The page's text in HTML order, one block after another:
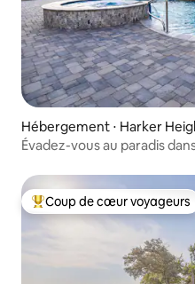
Hébergement ⋅ Harker
Évadez-vous au paradis
Coups de cœur voyageurs
Coup de cœur voyageurs